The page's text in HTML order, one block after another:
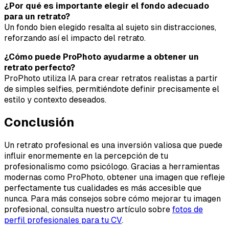
¿Por qué es importante elegir el fondo adecuado
para un retrato?
Un fondo bien elegido resalta al sujeto sin distracciones,
reforzando así el impacto del retrato.
¿Cómo puede ProPhoto ayudarme a obtener un
retrato perfecto?
ProPhoto utiliza IA para crear retratos realistas a partir
de simples selfies, permitiéndote definir precisamente el
estilo y contexto deseados.
Conclusión
Un retrato profesional es una inversión valiosa que puede
influir enormemente en la percepción de tu
profesionalismo como psicólogo. Gracias a herramientas
modernas como ProPhoto, obtener una imagen que refleje
perfectamente tus cualidades es más accesible que
nunca. Para más consejos sobre cómo mejorar tu imagen
profesional, consulta nuestro artículo sobre fotos de
perfil profesionales para tu CV.